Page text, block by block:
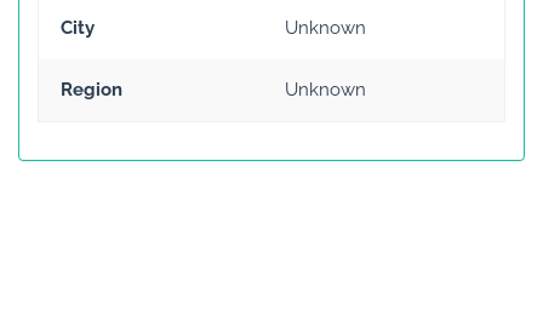
City Unknown
Region Unknown